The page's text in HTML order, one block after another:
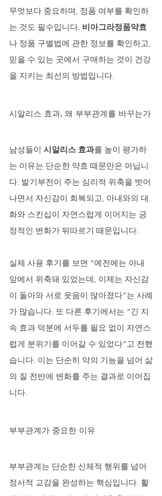
무엇보다 중요하며, 정품 여부를 확인하
는 것도 필수입니다. 비아그라정품약효
나 정품 구별법에 관한 정보를 확인하고,
믿을 수 있는 곳에서 구매하는 것이 건강
을 지키는 최선의 방법입니다.
시알리스 효과, 왜 부부관계를 바꾸는가
남성들이 시알리스 효과를 높이 평가하
는 이유는 단순한 약효 때문만은 아닙니
다. 발기부전이 주는 심리적 위축을 벗어
나면서 자신감이 회복되고, 아내와의 대
화와 스킨십이 자연스럽게 이어지는 긍
정적인 변화가 뒤따르기 때문입니다.
실제 사용 후기를 보면 “예전에는 아내
앞에서 위축돼 있었는데, 이제는 자신감
이 돌아와 서로 웃음이 많아졌다”는 사례
가 많습니다. 또 다른 후기에서는 “긴 지
속 효과 덕분에 서두를 필요 없이 자연스
럽게 분위기를 이어갈 수 있었다”고 전했
습니다. 이는 단순히 약의 기능을 넘어 삶
의 질 전반에 변화를 주는 결과로 이어집
니다.
부부관계가 중요한 이유
부부관계는 단순한 신체적 행위를 넘어
정서적 교감을 완성하는 핵심입니다. 활